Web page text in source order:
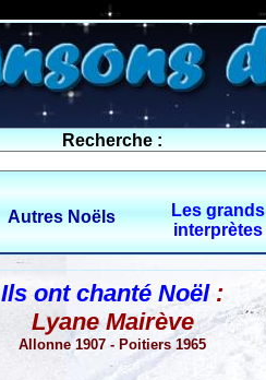
0 $limitbot 1 $limittot 2
Recherche :
Autres Noëls
Les grands
interprètes
Ils ont chanté Noël:
Lyane Mairève
Allonne 1907 - Poitiers 1965